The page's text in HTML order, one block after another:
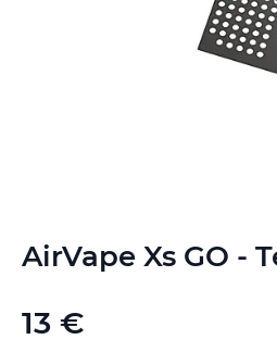
AirVape Xs GO -
13 €
para
da